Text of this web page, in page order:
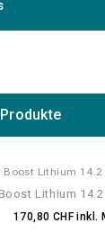
Lithium 14.2
170,80 CHF inkl.